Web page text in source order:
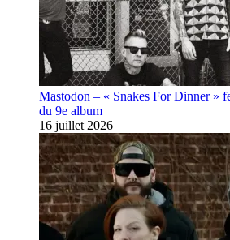
Mastodon – « Snakes For Dinner »
du 9e album
16 juillet 2026